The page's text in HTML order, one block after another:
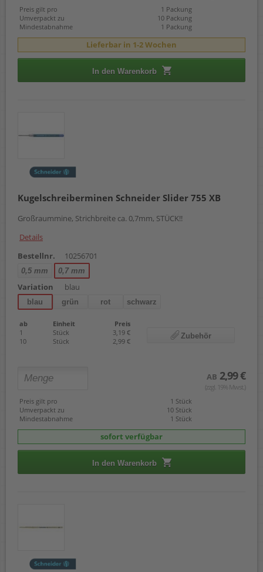
Preis gilt pro
1 Packung
Umverpackt zu
10 Packung
Mindestabnahme
1 Packung
Lieferbar in 1-2 Wochen
In den Warenkorb
Kugelschreiberminen Schneider Slider 755 XB
Großraummine, Strichbreite ca. 0,7mm, STÜCK!!
Details
Bestellnr.
10256701
0,5 mm 0,7 mm
Variation blau
blau grün rot schwarz
ab Einheit
Preis
1
Stück
3,19 €
10
Stück 2,99 €
Zubehör
AB 2,99 €
(zzgl. 19% Mwst.)
Preis gilt pro
1 Stück
Umverpackt zu
10 Stück
Mindestabnahme
1 Stück
sofort verfügbar
In den Warenkorb